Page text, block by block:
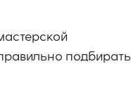
подбирать